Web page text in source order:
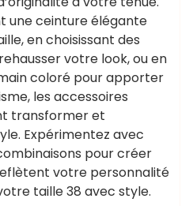
une ceinture élégante
en choisissant des
votre look, ou en
coloré pour apporter
les accessoires
transformer et
Expérimentez avec
pour créer
votre personnalité
taille 38 avec style.